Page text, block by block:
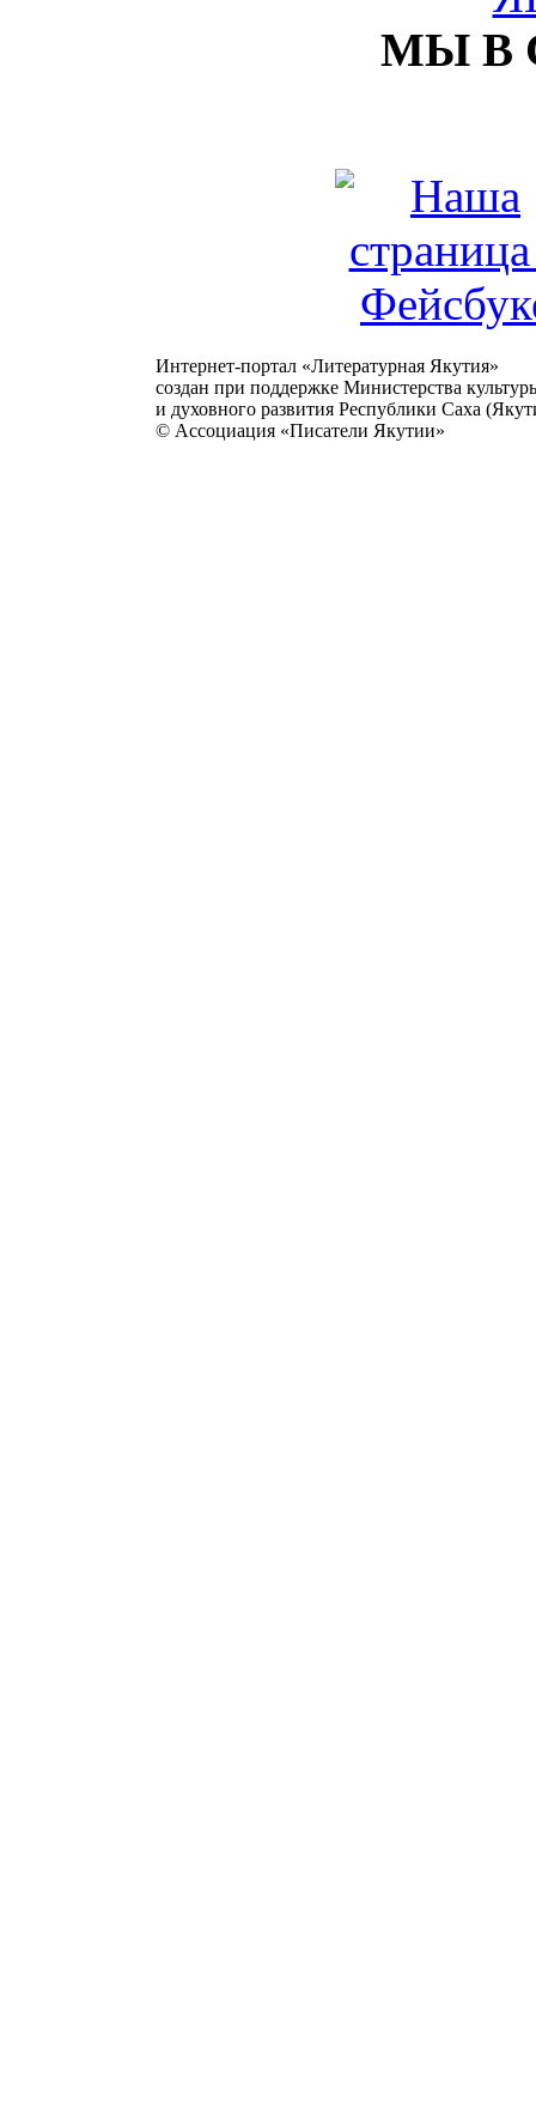
МЫ В
Интернет-портал «Литературная Якутия»
создан при поддержке Министерства
и духовного развития Республики Саха
© Ассоциация «Писатели Якутии»